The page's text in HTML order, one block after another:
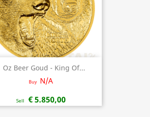
Oz Beer Goud - King Of...
Buy N/A
Sell € 5.850,00